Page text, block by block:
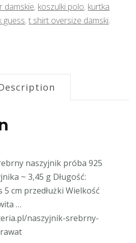
damskie, koszulki polo, kurtka
guess,t shirt oversize damski,
naszyjnik próba 925
~ 3,45 g Długość:
cm przedłużki Wielkość
…
naszyjnik-srebrny-